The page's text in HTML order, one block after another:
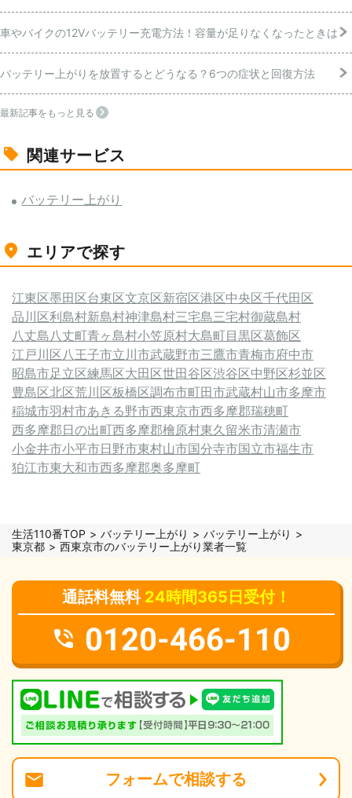
車やバイクの12Vバッテリー充電方法！容量が足りなくなったときは
バッテリー上がりを放置するとどうなる？6つの症状と回復方法
最新記事をもっと見る
関連サービス
バッテリー上がり
エリアで探す
江東区墨田区台東区文京区新宿区港区中央区千代田区
品川区利島村新島村神津島村三宅島三宅村御蔵島村
八丈島八丈町青ヶ島村小笠原村大島町目黒区葛飾区
江戸川区 八王子市立川市武蔵野市三鷹市青梅市府中市
昭島市足立区練馬区大田区世田谷区渋谷区中野区杉並区
豊島区北区荒川区板橋区調布市町田市武蔵村山市多摩市
稲城市羽村市あきる野市西東京市西多摩郡瑞穂町
西多摩郡日の出町西多摩郡檜原村東久留米市清瀬市
小金井市小平市日野市東村山市国分寺市国立市福生市
狛江市東大和市西多摩郡奥多摩町
生活110番TOP バッテリー上がり
バッテリー上がり
東京都
西東京市のバッテリー上がり業者一覧
通話料無料 24時間365日受付！
0120-466-110
フォームで相談する